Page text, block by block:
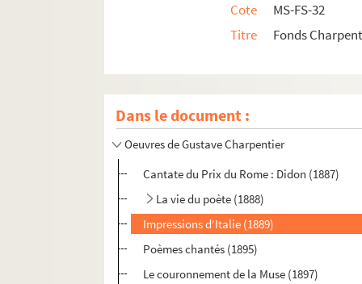
Cote
MS-FS-32
Titre
Fonds
Dans le document :
Oeuvres de Gustave Charpentier
Cantate du Prix du Rome : Didon (1887)
La vie du poète (1888)
Impressions d'Italie (1889)
Poèmes chantés (1895)
Le couronnement de la Muse (1897)